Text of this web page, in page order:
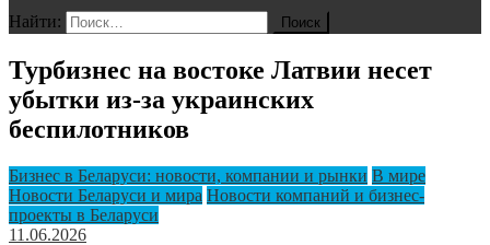
Найти:
Турбизнес на востоке Латвии несет
убытки из-за украинских
беспилотников
Бизнес в Беларуси: новости, компании и рынки В мире
Новости Беларуси и мира Новости компаний и бизнес-
проекты в Беларуси
11.06.2026